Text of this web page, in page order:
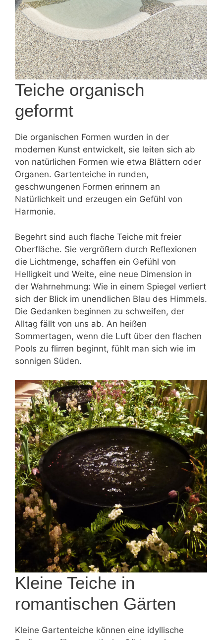
Teiche organisch
geformt
Die organischen Formen wurden in der
modernen Kunst entwickelt, sie leiten sich ab
von natürlichen Formen wie etwa Blättern oder
Organen. Gartenteiche in runden,
geschwungenen Formen erinnern an
Natürlichkeit und erzeugen ein Gefühl von
Harmonie.
Begehrt sind auch flache Teiche mit freier
Oberfläche. Sie vergrößern durch Reflexionen
die Lichtmenge, schaffen ein Gefühl von
Helligkeit und Weite, eine neue Dimension in
der Wahrnehmung: Wie in einem Spiegel verliert
sich der Blick im unendlichen Blau des Himmels.
Die Gedanken beginnen zu schweifen, der
Alltag fällt von uns ab. An heißen
Sommertagen, wenn die Luft über den flachen
Pools zu flirren beginnt, fühlt man sich wie im
sonnigen Süden.
Kleine Teiche in
romantischen Gärten
Kleine Gartenteiche können eine idyllische